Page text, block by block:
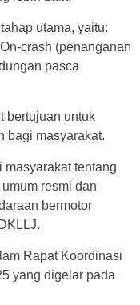
utama, yaitu:
crash (penanganan
pasca
bertujuan untuk
bagi masyarakat.
tentang
resmi dan
bermotor
Rapat Koordinasi
yang digelar pada